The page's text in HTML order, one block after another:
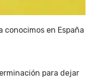
conocimos en España
para dejar